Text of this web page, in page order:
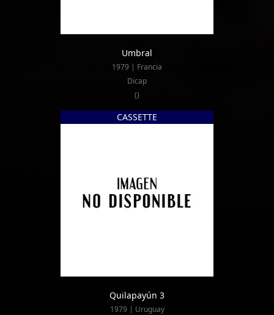
Umbral
1979 | Francia
Dicap
()
CASSETTE
Quilapayún 3
1979 | Uruguay